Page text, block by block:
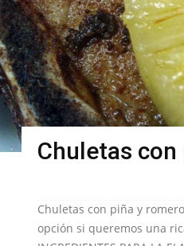
Chuletas
Chuletas con piña y
opción si queremos una